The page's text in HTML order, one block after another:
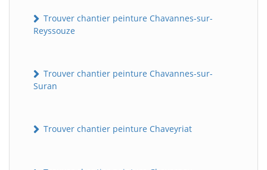
Trouver chantier peinture Chavannes-sur-
Reyssouze
Trouver chantier peinture Chavannes-sur-
Suran
Trouver chantier peinture Chaveyriat